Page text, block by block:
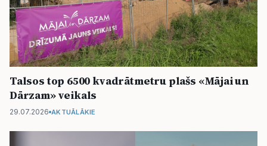
Talsos top 6500 kvadrātmetru plašs «Mājai un
Dārzam» veikals
29.07.2026 AKTUĀLĀKIE